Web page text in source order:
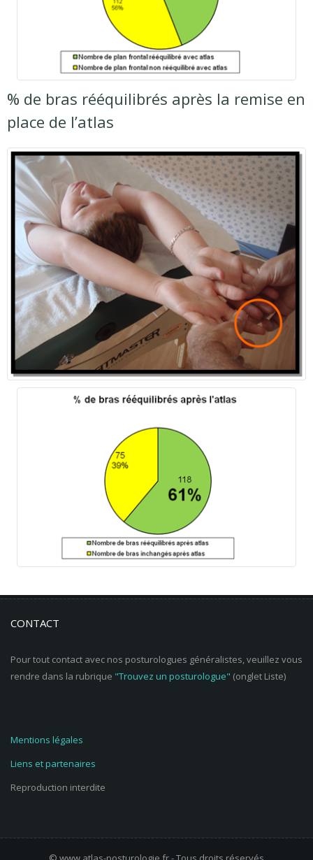
% de bras rééquilibrés après la remise en
place de l’atlas
CONTACT
Pour tout contact avec nos posturologues généralistes, veuillez vous
rendre dans la rubrique "Trouvez un posturologue" (onglet Liste)
Mentions légales
Liens et partenaires
Reproduction interdite